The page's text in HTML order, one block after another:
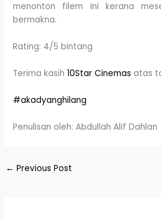
menonton filem ini kerana
bermakna.
Rating: 4/5 bintang
Terima kasih10Star Cinemas atas
#akadyanghilang
Penulisan oleh: Abdullah Alif Dahlan
← Previous Post